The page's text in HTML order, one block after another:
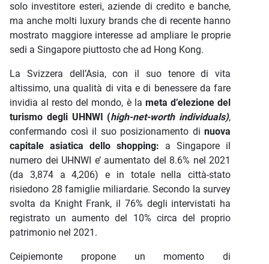
solo investitore esteri, aziende di credito e banche,
ma anche molti luxury brands che di recente hanno
mostrato maggiore interesse ad ampliare le proprie
sedi a Singapore piuttosto che ad Hong Kong.
La Svizzera dell’Asia, con il suo tenore di vita
altissimo, una qualità di vita e di benessere da fare
invidia al resto del mondo, è la meta d’elezione del
turismo degli UHNWI (high-net-worth individuals),
confermando così il suo posizionamento di nuova
capitale asiatica dello shopping: a Singapore il
numero dei UHNWI e’ aumentato del 8.6% nel 2021
(da 3,874 a 4,206) e in totale nella città-stato
risiedono 28 famiglie miliardarie. Secondo la survey
svolta da Knight Frank, il 76% degli intervistati ha
registrato un aumento del 10% circa del proprio
patrimonio nel 2021.
Ceipiemonte propone un momento di